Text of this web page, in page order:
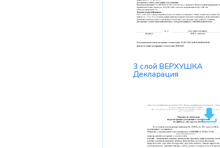
3 слой ВЕРХУШКА
Декларация